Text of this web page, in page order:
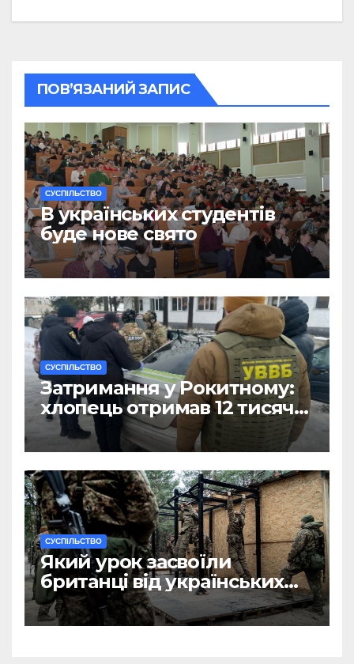
ПОВ’ЯЗАНИЙ ЗАПИС
CУСПІЛЬСТВО
В українських студентів
буде нове свято
CУСПІЛЬСТВО
Затримання у Рокитному:
хлопець отримав 12 тисяч
Євро за допомогу
чоловікам
CУСПІЛЬСТВО
Який урок засвоїли
британці від українських
військових?